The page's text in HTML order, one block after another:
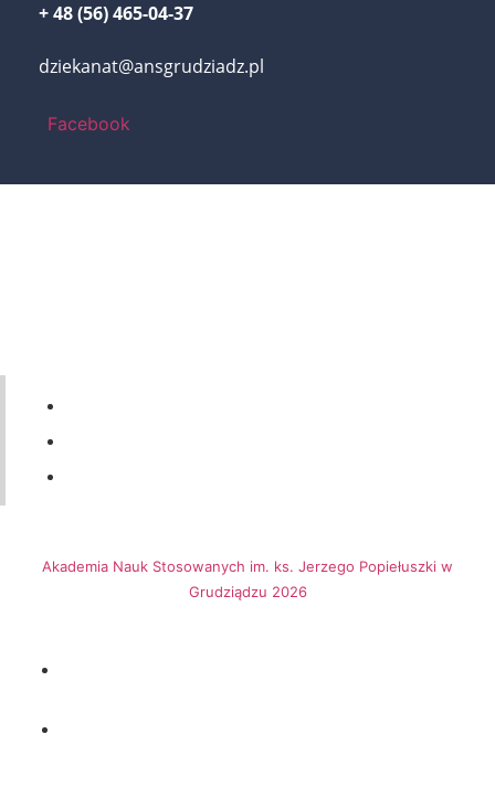
+ 48 (56) 465-04-37
dziekanat@ansgrudziadz.pl
Facebook
Akademia Nauk Stosowanych im. ks. Jerzego Popiełuszki w
Grudziądzu 2026